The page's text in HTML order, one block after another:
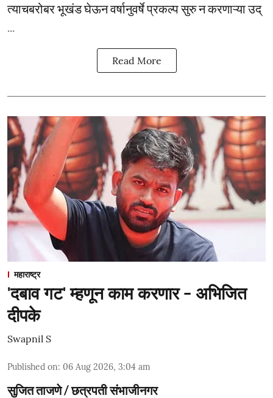
त्याचबरोबर भूखंड घेऊन वर्षानुवर्षे प्रकल्प सुरु न करणाऱ्या उद्
Read More
महाराष्ट्र
'दबाव गट' म्हणून काम करणार - अभिजित
दीपके
Swapnil S
Published on: 06 Aug 2026, 3:04 am
सुजित ताजणे / छत्रपती संभाजीनगर